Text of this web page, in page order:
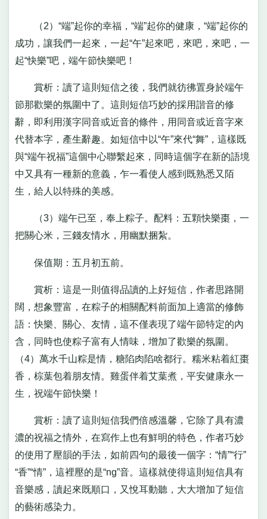
（2）“端”起你的幸福，“端”起你的健康，“端”起你的
成功，讓我們一起來，一起“午”起來吧，來吧，來吧，一
起“快樂”吧，端午節快樂吧！
賞析：讀了這則短信之後，我們就彷彿置身於端午
節那歡樂的氛圍中了。這則短信巧妙的採用諧音的修
辭，即利用漢字同音或近音的條件，用同音或近音字來
代替本字，產生辭趣。如短信中以“午”來代“舞”，這樣既
與“端午祝福”這個中心聯繫起來，同時這個字在新的語境
中又具有一種新的意義，乍一看使人感到既熟悉又陌
生，給人以特殊的美感。
（3）端午已至，奉上粽子。配料：五顆快樂棗，一
把關心米，三錢友情水，用幽默捆紮。
保值期：五月初五前。
賞析：這是一則值得品讀的上好短信，作者思路開
闊，想象豐富，在粽子的相關配料前面加上適當的修飾
語：快樂、關心、友情，這不僅表現了端午節特定的內
含，同時也使粽子富有人情味，增加了歡樂的氛圍。
（4）萬水千山粽是情，糖陷肉陷啥都行。糯米粘着紅棗
香，棕葉包着朋友情。雞蛋伴着艾葉煮，平安健康永一
生，祝端午節快樂！
賞析：讀了這則短信我們倍感溫馨，它除了具有濃
濃的祝福之情外，在寫作上也有鮮明的特色，作者巧妙
的使用了壓韻的手法，如前四句的最後一個字：“情”“行”
“香”“情”，這裡壓的是“ng”音。這樣就使得這則短信具有
音樂感，讀起來既順口，又悅耳動聽，大大增加了短信
的藝術感染力。